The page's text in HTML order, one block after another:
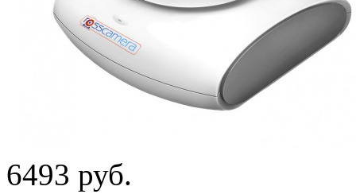
6493 руб.